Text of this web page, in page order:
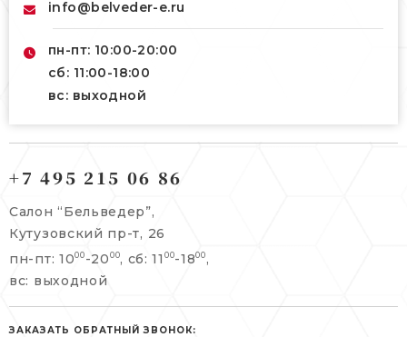
info@belveder-e.ru
пн-пт: 10:00-20:00
сб: 11:00-18:00
вс: выходной
info@belveder-e.ru
пн-пт: 10:00-20:00
сб, вс: выходной
Берсеневский переулок, 3/10с7
+7 495 477 45 43
info@belveder-e.ru
пн-пт: 10:00-19:00
сб: выходной
+7 495 215 06 86
Салон “Бельведер”,
Кутузовский пр-т, 26
пн-пт: 1000 -20 00, сб: 11 00-1800 ,
вс: выходной
ЗАКАЗАТЬ ОБРАТНЫЙ ЗВОНОК: